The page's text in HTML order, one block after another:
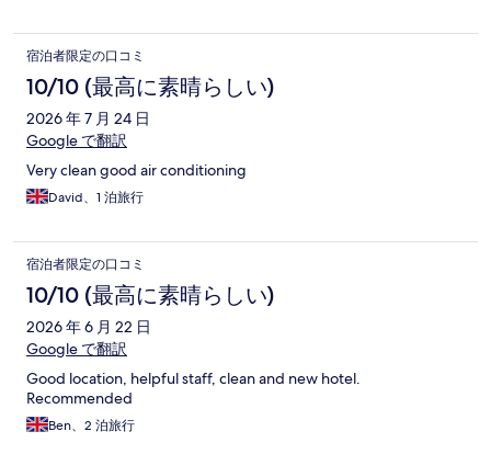
宿泊者限定の口コミ
10/10 (最高に素晴らしい)
2026 年 7 月 24 日
Google で翻訳
Very clean good air conditioning
David、1 泊旅行
宿泊者限定の口コミ
10/10 (最高に素晴らしい)
2026 年 6 月 22 日
Google で翻訳
Good location, helpful staff, clean and new hotel.
Recommended
Ben、2 泊旅行